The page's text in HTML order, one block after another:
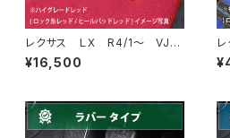
レクサス ＬＸ R4/1〜 VJA
310W 5人乗 フロアマット一
式 カーマット ハイグレードタ
¥16,500